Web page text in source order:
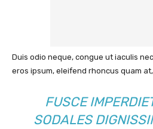
Duis odio neque, congue ut iaculis
eros ipsum, eleifend rhoncus quam
FUSCE
SODALES